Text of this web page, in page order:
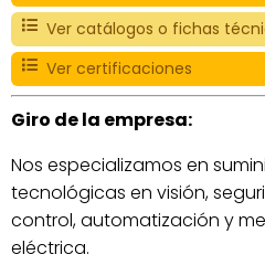
Ver catálogos o fichas
Ver certificaciones
Giro de la empresa:
Nos especializamos en
tecnológicas en visión,
control, automatización y
eléctrica.